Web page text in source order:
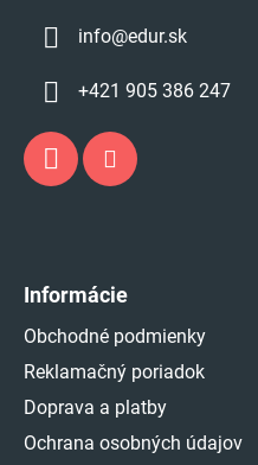
info@edur.sk
+421 905 386 247
Informácie
Obchodné podmienky
Reklamačný poriadok
Doprava a platby
Ochrana osobných údajov